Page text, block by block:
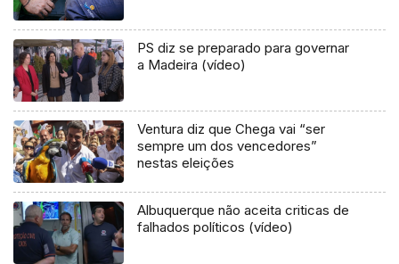
PS diz se preparado para governar
a Madeira (vídeo)
Ventura diz que Chega vai “ser
sempre um dos vencedores”
nestas eleições
Albuquerque não aceita criticas de
falhados políticos (vídeo)